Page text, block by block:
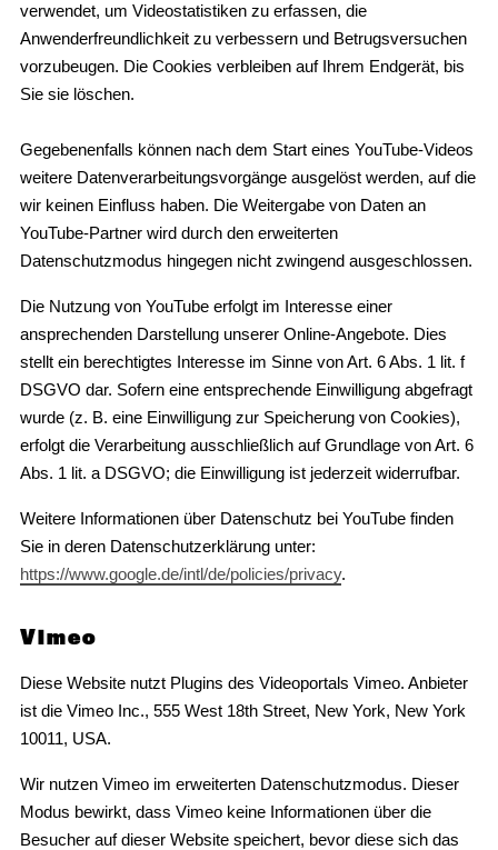
verwendet, um Videostatistiken zu erfassen, die
Anwenderfreundlichkeit zu verbessern und Betrugsversuchen
vorzubeugen. Die Cookies verbleiben auf Ihrem Endgerät, bis
Sie sie löschen.
Gegebenenfalls können nach dem Start eines YouTube-Videos
weitere Datenverarbeitungsvorgänge ausgelöst werden, auf die
wir keinen Einfluss haben. Die Weitergabe von Daten an
YouTube-Partner wird durch den erweiterten
Datenschutzmodus hingegen nicht zwingend ausgeschlossen.
Die Nutzung von YouTube erfolgt im Interesse einer
ansprechenden Darstellung unserer Online-Angebote. Dies
stellt ein berechtigtes Interesse im Sinne von Art. 6 Abs. 1 lit. f
DSGVO dar. Sofern eine entsprechende Einwilligung abgefragt
wurde (z. B. eine Einwilligung zur Speicherung von Cookies),
erfolgt die Verarbeitung ausschließlich auf Grundlage von Art. 6
Abs. 1 lit. a DSGVO; die Einwilligung ist jederzeit widerrufbar.
Weitere Informationen über Datenschutz bei YouTube finden
Sie in deren Datenschutzerklärung unter:
https://www.google.de/intl/de/policies/privacy.
Vimeo
Diese Website nutzt Plugins des Videoportals Vimeo. Anbieter
ist die Vimeo Inc., 555 West 18th Street, New York, New York
10011, USA.
Wir nutzen Vimeo im erweiterten Datenschutzmodus. Dieser
Modus bewirkt, dass Vimeo keine Informationen über die
Besucher auf dieser Website speichert, bevor diese sich das